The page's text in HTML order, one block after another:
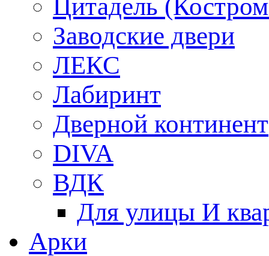
Цитадель
Заводские двери
ЛЕКС
Лабиринт
Дверной континент
DIVA
ВДК
Для улицы И
Арки